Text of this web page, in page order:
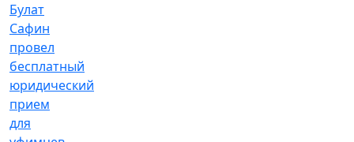
Булат
Сафин
провел
бесплатный
юридический
прием
для